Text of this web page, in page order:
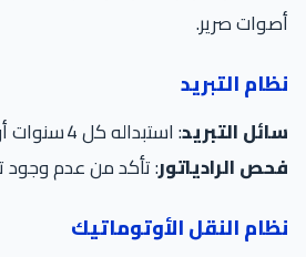
أصوات صرير.
نظام التبريد
سائل التبريد: استبداله كل 4 سنوات أو 60 000 كم.
فحص الرادياتور: تأكد من عدم وجود
نظام النقل الأوتوماتيك